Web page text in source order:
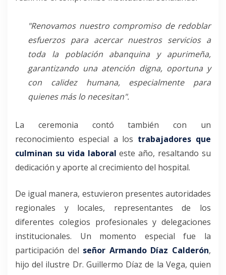
"Renovamos nuestro compromiso de redoblar
esfuerzos para acercar nuestros servicios a
toda la población abanquina y apurimeña,
garantizando una atención digna, oportuna y
con calidez humana, especialmente para
quienes más lo necesitan".
La ceremonia contó también con un
reconocimiento especial a los trabajadores que
culminan su vida laboral este año, resaltando su
dedicación y aporte al crecimiento del hospital.
De igual manera, estuvieron presentes autoridades
regionales y locales, representantes de los
diferentes colegios profesionales y delegaciones
institucionales. Un momento especial fue la
participación del señor Armando Díaz Calderón,
hijo del ilustre Dr. Guillermo Díaz de la Vega, quien